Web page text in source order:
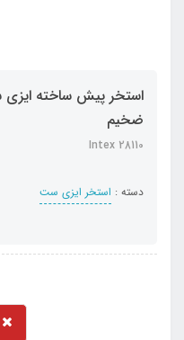
استخر پیش ساخته
ضخیم
Intex 28110
دسته : استخر ایزی ست